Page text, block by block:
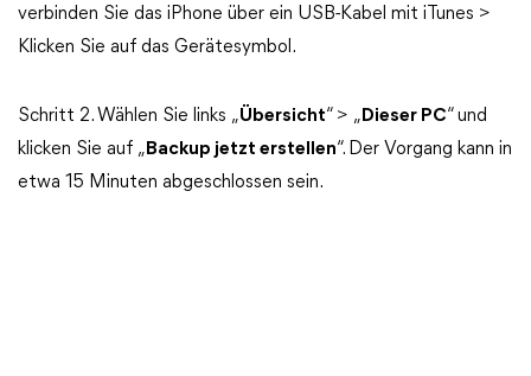
verbinden Sie das iPhone über ein USB-Kabel mit iTunes >
Klicken Sie auf das Gerätesymbol.
Schritt 2. Wählen Sie links „Übersicht“ > „ Dieser PC“ und
klicken Sie auf „ Backup jetzt erstellen“. Der Vorgang kann in
etwa 15 Minuten abgeschlossen sein.